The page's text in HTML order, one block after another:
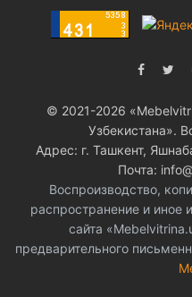
© 2021-2026
Узбекистана».
Адрес: г. Ташкент,
Почта:
Воспроизводство,
распространение и иное
сайта
предварительного